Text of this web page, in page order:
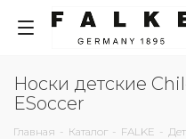
Носки детские
ESoccer
Главная - Каталог - FALKE -